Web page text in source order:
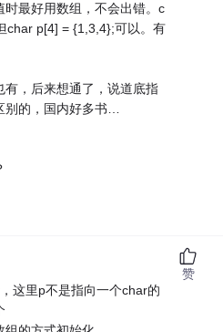
时最好用数组，不会出错。c
char p[4] = {1,3,4};可以。有
有，后来想通了，说道底指
别的，国内好多书…
这里p不是指向一个char的
赞